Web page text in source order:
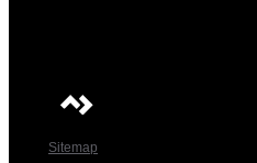
Sitemap